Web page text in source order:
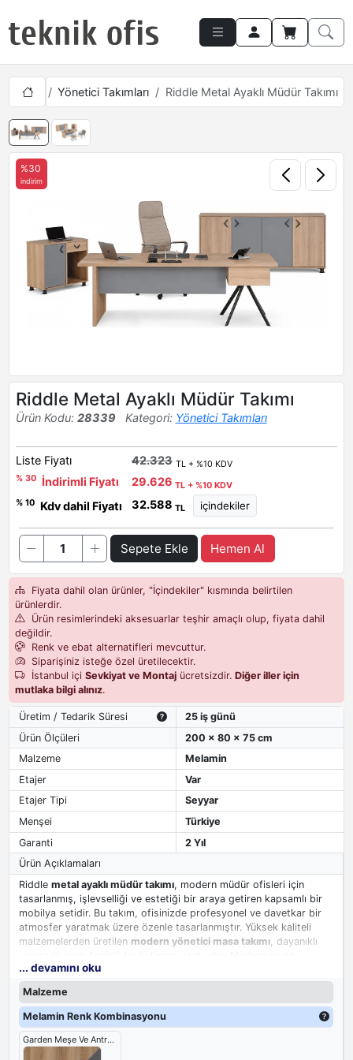
Yönetici Takımları Riddle Metal Ayaklı Müdür Takımı
%30
indirim
Riddle Metal Ayaklı Müdür Takımı
Ürün Kodu: 28339 Kategori: Yönetici Takımları
Liste Fiyatı 42.323 TL + %10 KDV
% 30
İndirimli Fiyatı 29.626 TL + %10 KDV
% 10
Kdv dahil Fiyatı 32.588 TL
Sepete Ekle Hemen Al
Fiyata dahil olan ürünler, "İçindekiler" kısmında belirtilen
ürünlerdir.
Ürün resimlerindeki aksesuarlar teşhir amaçlı olup, fiyata dahil
değildir.
Renk ve ebat alternatifleri mevcuttur.
Siparişiniz isteğe özel üretilecektir.
İstanbul içi Sevkiyat ve Montajücretsizdir. Diğer iller için
mutlaka bilgi alınız.
Üretim / Tedarik Süresi
25 iş günü
Ürün Ölçüleri
200 x 80 x 75 cm
Malzeme
Melamin
Etajer
Var
Etajer Tipi
Seyyar
Menşei
Türkiye
Garanti
2 Yıl
Ürün Açıklamaları
Riddle metal ayaklı müdür takımı, modern müdür ofisleri için
tasarlanmış, işlevselliği ve estetiği bir araya getiren kapsamlı bir
mobilya setidir. Bu takım, ofisinizde profesyonel ve davetkar bir
atmosfer yaratmak üzere özenle tasarlanmıştır. Yüksek kaliteli
malzemelerden üretilen modern yönetici masa takımı, dayanıklı
çizgileri, her türlü ofis dekorasyonuyla mükemmel bir uyum
sağlayarak ortamın profesyonel imajını güçlendirir.
... devamını oku
Malzeme
Melamin Renk Kombinasyonu
Garden Meşe Ve Antrasit